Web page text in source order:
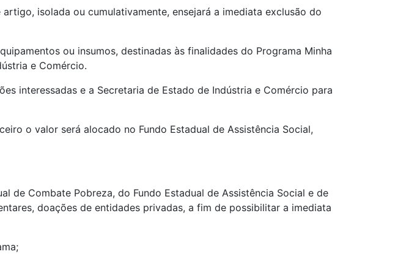
isolada ou cumulativamente, ensejará a imediata exclusão do
ou insumos, destinadas às finalidades do Programa Minha
e Comércio.
interessadas e a Secretaria de Estado de Indústria e Comércio para
o valor será alocado no Fundo Estadual de Assistência Social,
de Combate Pobreza, do Fundo Estadual de Assistência Social e de
doações de entidades privadas, a fim de possibilitar a imediata